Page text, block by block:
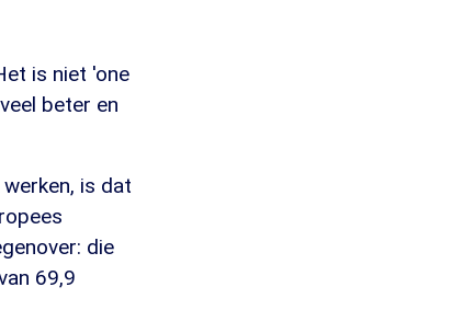
is niet 'one
beter en
is dat
die
69,9